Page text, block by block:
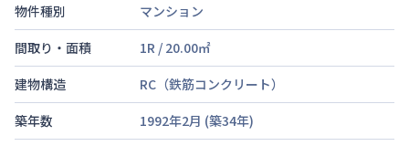
物件種別
マンション
間取り・面積
1R / 20.00㎡
建物構造
RC（鉄筋コンクリート）
築年数
1992年2月 (築34年)